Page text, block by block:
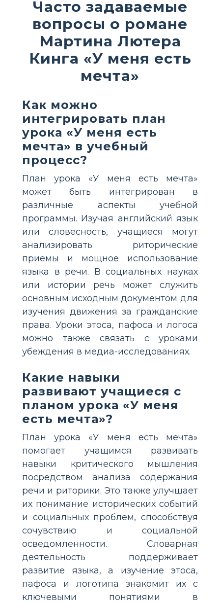
Часто задаваемые
вопросы о романе
Мартина Лютера
Кинга «У меня есть
мечта»
Как можно
интегрировать план
урока «У меня есть
мечта» в учебный
процесс?
План урока «У меня есть мечта»
может быть интегрирован в
различные аспекты учебной
программы. Изучая английский язык
или словесность, учащиеся могут
анализировать риторические
приемы и мощное использование
языка в речи. В социальных науках
или истории речь может служить
основным исходным документом для
изучения движения за гражданские
права. Уроки этоса, пафоса и логоса
можно также связать с уроками
убеждения в медиа-исследованиях.
Какие навыки
развивают учащиеся с
планом урока «У меня
есть мечта»?
План урока «У меня есть мечта»
помогает учащимся развивать
навыки критического мышления
посредством анализа содержания
речи и риторики. Это также улучшает
их понимание исторических событий
и социальных проблем, способствуя
сочувствию и социальной
осведомленности. Словарная
деятельность поддерживает
развитие языка, а изучение этоса,
пафоса и логотипа знакомит их с
ключевыми понятиями в